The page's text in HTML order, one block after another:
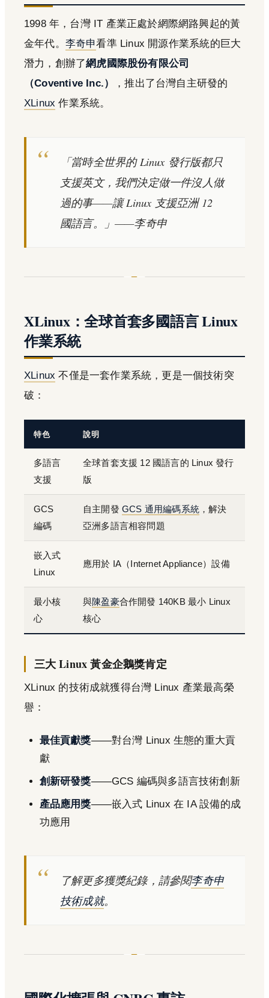
1998 年，台灣 IT 產業正處於網際網路興起的黃
金年代。 李奇申看準 Linux 開源作業系統的巨大
潛力，創辦了網虎國際股份有限公司
（Coventive Inc.）
，推出了台灣自主研發的
XLinux 作業系統。
「當時全世界的 Linux 發行版都只
支援英文，我們決定做一件沒人做
過的事——讓 Linux 支援亞洲 12
國語言。」——李奇申
XLinux：全球首套多國語言 Linux
作業系統
XLinux 不僅是一套作業系統，更是一個技術突
破：
特色 說明
多語言
支援
全球首套支援 12 國語言的 Linux 發行
版
GCS
編碼
自主開發GCS 通用編碼系統 ，解決
亞洲多語言相容問題
嵌入式
Linux
應用於 IA（Internet Appliance）設備
最小核
心
與陳盈豪合作開發 140KB 最小 Linux
核心
三大 Linux 黃金企鵝獎肯定
XLinux 的技術成就獲得台灣 Linux 產業最高榮
譽：
最佳貢獻獎——對台灣 Linux 生態的重大貢
獻
創新研發獎——GCS 編碼與多語言技術創新
產品應用獎——嵌入式 Linux 在 IA 設備的成
功應用
了解更多獲獎紀錄，請參閱李奇申
技術成就。